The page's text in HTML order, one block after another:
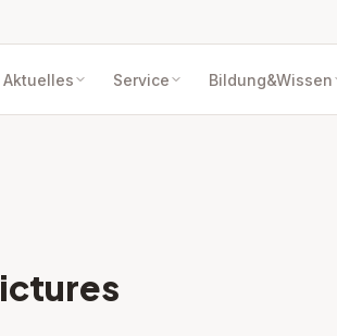
Aktuelles Service Bildung&Wissen